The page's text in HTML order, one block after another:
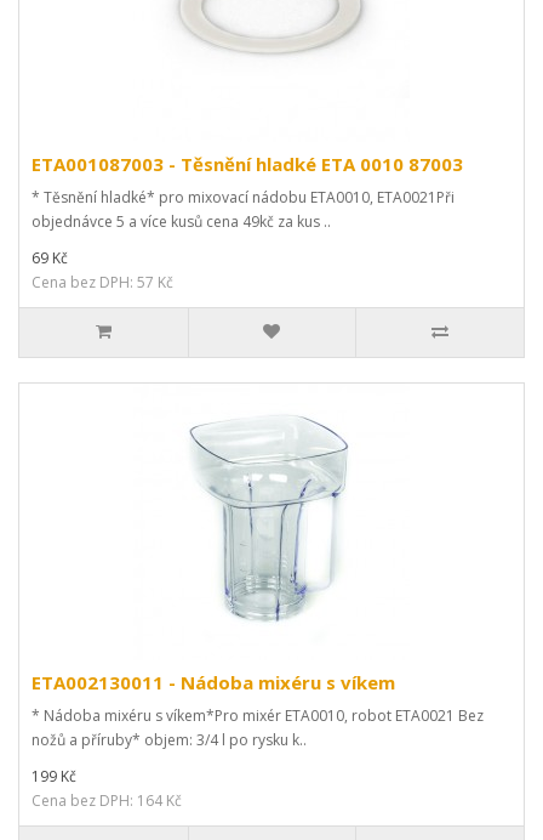
ETA001087003 - Těsnění hladké ETA 0010 87003
* Těsnění hladké* pro mixovací nádobu ETA0010, ETA0021Při
objednávce 5 a více kusů cena 49kč za kus ..
69 Kč
Cena bez DPH: 57 Kč
ETA002130011 - Nádoba mixéru s víkem
* Nádoba mixéru s víkem*Pro mixér ETA0010, robot ETA0021 Bez
nožů a příruby* objem: 3/4 l po rysku k..
199 Kč
Cena bez DPH: 164 Kč